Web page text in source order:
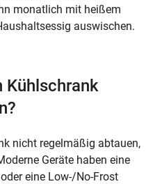
monatlich mit heißem
auswischen.
Kühlschrank
nicht regelmäßig abtauen,
Geräte haben eine
eine Low-/No-Frost